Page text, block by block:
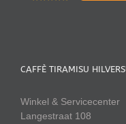
CAFFÈ TIRAMISU
Winkel & Servicecenter
Langestraat 108